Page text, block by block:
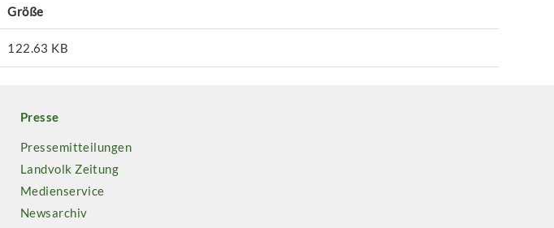
Größe
122.63 KB
Presse
Pressemitteilungen
Landvolk Zeitung
Medienservice
Newsarchiv